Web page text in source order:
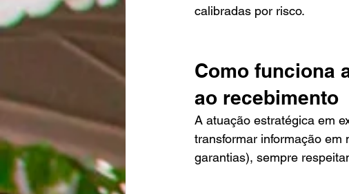
calibradas por risco.
Como funciona
ao recebimento
A atuação estratégica em
transformar informação em
garantias), sempre